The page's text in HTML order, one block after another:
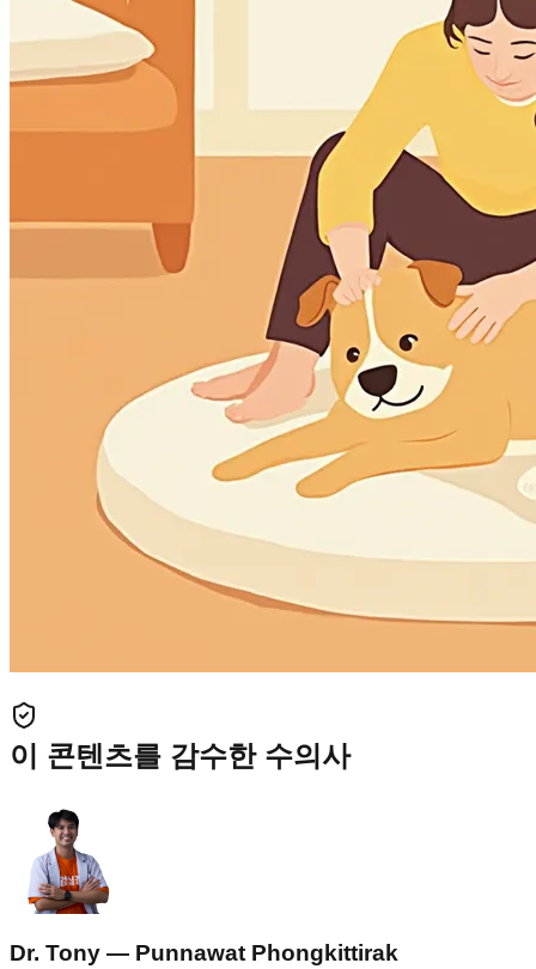
이 콘텐츠를 감수한 수의사
Dr. Tony — Punnawat Phongkittirak